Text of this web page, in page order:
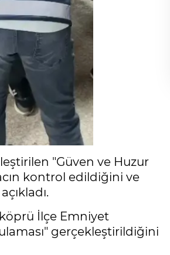
"Güven ve Huzur
kontrol edildiğini ve
İlçe Emniyet
gerçekleştirildiğini